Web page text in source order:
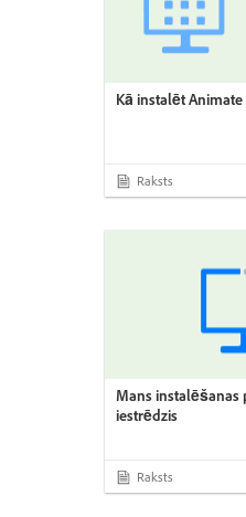
Kā instalēt
Raksts
Mans instalēšanas
iestrēdzis
Raksts